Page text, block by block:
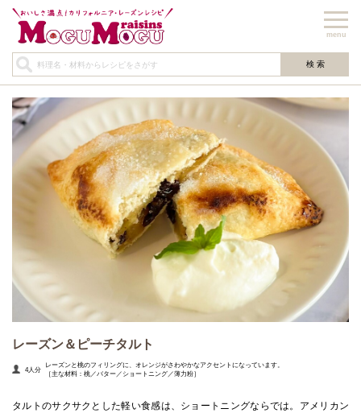
menu
レーズン＆ピーチタルト
4人分
レーズンと桃のフィリングに、オレンジがさわやかなアクセントになっています。
［主な材料：桃／バター／ショートニング／薄力粉］
タルトのサクサクとした軽い食感は、ショートニングならでは。アメリカン